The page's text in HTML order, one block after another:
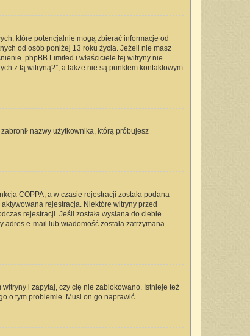
które potencjalnie mogą zbierać informacje od
od osób poniżej 13 roku życia. Jeżeli nie masz
phpBB Limited i właściciele tej witryny nie
z tą witryną?”, a także nie są punktem kontaktowym
nazwy użytkownika, którą próbujesz
COPPA, a w czasie rejestracji została podana
rejestracja. Niektóre witryny przed
rejestracji. Jeśli została wysłana do ciebie
adres e-mail lub wiadomość została zatrzymana
i zapytaj, czy cię nie zablokowano. Istnieje też
o tym problemie. Musi on go naprawić.